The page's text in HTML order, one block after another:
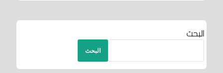
البحث
البحث